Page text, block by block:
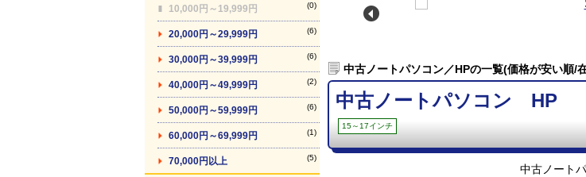
10,000円～19,999円 (0)
20,000円～29,999円 (6)
30,000円～39,999円 (6)
40,000円～49,999円 (2)
50,000円～59,999円 (6)
60,000円～69,999円 (1)
70,000円以上 (5)
中古ノートパソコン／HPの一覧(価格が安い順/
中古ノートパソコン HP
15～17インチ
中古ノート